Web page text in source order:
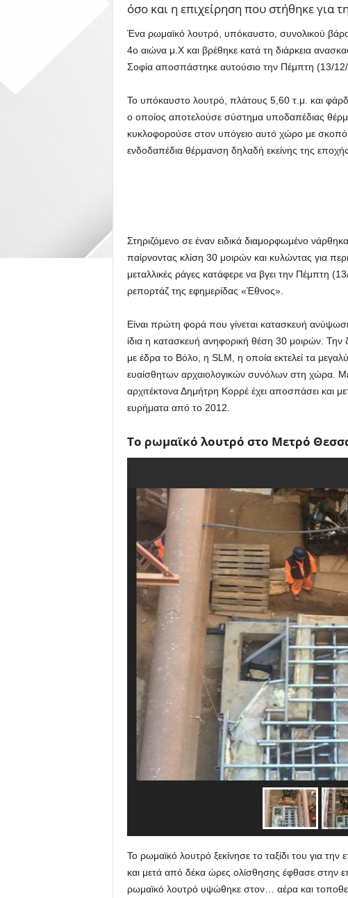
όσο και η επιχείρηση που στήθηκε για
Ένα ρωμαϊκό λουτρό, υπόκαυστο, συνολικού
4ο αιώνα μ.Χ και βρέθηκε κατά τη διάρκεια
Σοφία αποσπάστηκε αυτούσιο την Πέμπτη (13/
Το υπόκαυστο λουτρό, πλάτους 5,60 τ.μ. και
ο οποίος αποτελούσε σύστημα υποδαπέδιας
κυκλοφορούσε στον υπόγειο αυτό χώρο με
ενδοδαπέδια θέρμανση δηλαδή εκείνης της
Στηριζόμενο σε έναν ειδικά διαμορφωμένο
παίρνοντας κλίση 30 μοιρών και κυλώντας για
μεταλλικές ράγες κατάφερε να βγει την Πέμπτη
ρεπορτάζ της εφημερίδας «Έθνος».
Είναι πρώτη φορά που γίνεται κατασκευή
ίδια η κατασκευή ανηφορική θέση 30 μοιρών. Την
με έδρα το Βόλο, η SLM, η οποία εκτελεί τα
ευαίσθητων αρχαιολογικών συνόλων στη χώρα. Με
αρχιτέκτονα Δημήτρη Κορρέ έχει αποσπάσει και
ευρήματα από το 2012.
Το ρωμαϊκό λουτρό στο Μετρό
Το ρωμαϊκό λουτρό ξεκίνησε το ταξίδι του για
και μετά από δέκα ώρες ολίσθησης έφθασε στην
ρωμαϊκό λουτρό υψώθηκε στον… αέρα και